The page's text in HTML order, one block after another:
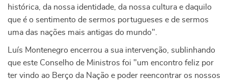
histórica, da nossa identidade, da nossa cultura e daquilo
que é o sentimento de sermos portugueses e de sermos
uma das nações mais antigas do mundo".
Luís Montenegro encerrou a sua intervenção, sublinhando
que este Conselho de Ministros foi "um encontro feliz por
ter vindo ao Berço da Nação e poder reencontrar os nossos